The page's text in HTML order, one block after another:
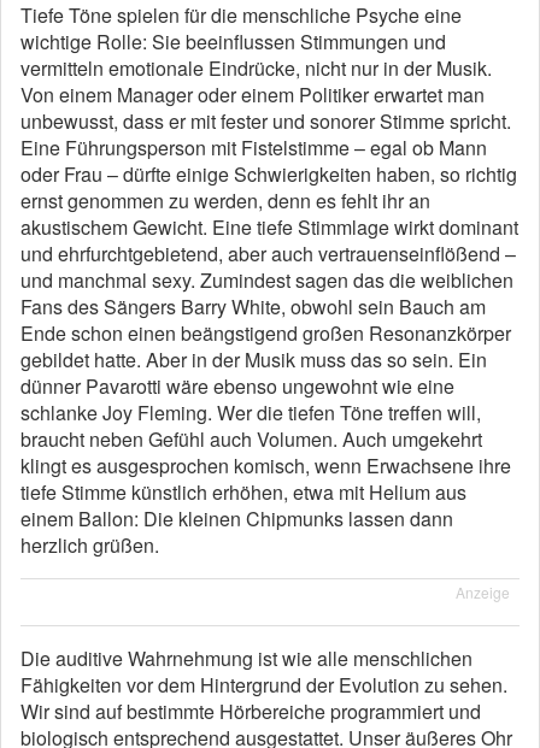
Tiefe Töne spielen für die menschliche Psyche eine
wichtige Rolle: Sie beeinflussen Stimmungen und
vermitteln emotionale Eindrücke, nicht nur in der Musik.
Von einem Manager oder einem Politiker erwartet man
unbewusst, dass er mit fester und sonorer Stimme spricht.
Eine Führungsperson mit Fistelstimme – egal ob Mann
oder Frau – dürfte einige Schwierigkeiten haben, so richtig
ernst genommen zu werden, denn es fehlt ihr an
akustischem Gewicht. Eine tiefe Stimmlage wirkt dominant
und ehrfurchtgebietend, aber auch vertrauenseinflößend –
und manchmal sexy. Zumindest sagen das die weiblichen
Fans des Sängers Barry White, obwohl sein Bauch am
Ende schon einen beängstigend großen Resonanzkörper
gebildet hatte. Aber in der Musik muss das so sein. Ein
dünner Pavarotti wäre ebenso ungewohnt wie eine
schlanke Joy Fleming. Wer die tiefen Töne treffen will,
braucht neben Gefühl auch Volumen. Auch umgekehrt
klingt es ausgesprochen komisch, wenn Erwachsene ihre
tiefe Stimme künstlich erhöhen, etwa mit Helium aus
einem Ballon: Die kleinen Chipmunks lassen dann
herzlich grüßen.
Anzeige
Die auditive Wahrnehmung ist wie alle menschlichen
Fähigkeiten vor dem Hintergrund der Evolution zu sehen.
Wir sind auf bestimmte Hörbereiche programmiert und
biologisch entsprechend ausgestattet. Unser äußeres Ohr